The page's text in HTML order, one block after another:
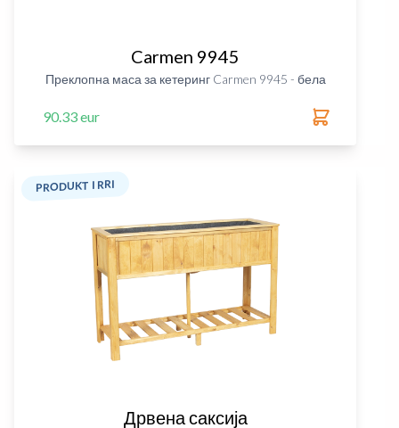
Carmen 9945
Преклопна маса за кетеринг Carmen 9945 - бела
90.33 eur
PRODUKT I RRI
Дрвена саксија